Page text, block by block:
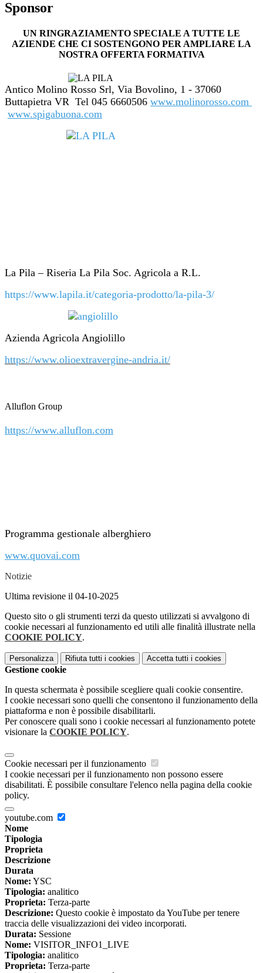
Sponsor
UN RINGRAZIAMENTO SPECIALE A TUTTE LE
AZIENDE CHE CI SOSTENGONO PER AMPLIARE LA
NOSTRA OFFERTA FORMATIVA
Antico Molino Rosso Srl, Via Bovolino, 1 - 37060
Buttapietra VR Tel 045 6660506 www.molinorosso.com
www.spigabuona.com
La Pila – Riseria La Pila Soc. Agricola a R.L.
https://www.lapila.it/categoria-prodotto/la-pila-3/
Azienda Agricola Angiolillo
https://www.olioextravergine-andria.it/
Alluflon Group
https://www.alluflon.com
Programma gestionale alberghiero
www.quovai.com
Notizie
Ultima revisione il 04-10-2025
Questo sito o gli strumenti terzi da questo utilizzati si avvalgono di
cookie necessari al funzionamento ed utili alle finalità illustrate nella
COOKIE POLICY.
Personalizza Rifiuta tutti i cookies Accetta tutti i cookies
Gestione cookie
In questa schermata è possibile scegliere quali cookie consentire.
I cookie necessari sono quelli che consentono il funzionamento della
piattaforma e non è possibile disabilitarli.
Per conoscere quali sono i cookie necessari al funzionamento potete
visionare la COOKIE POLICY.
Cookie necessari per il funzionamento
I cookie necessari per il funzionamento non possono essere
disabilitati. È possibile consultare l'elenco nella pagina della cookie
policy.
youtube.com
Nome
Tipologia
Proprieta
Descrizione
Durata
Nome: YSC
Tipologia: analitico
Proprieta: Terza-parte
Descrizione: Questo cookie è impostato da YouTube per tenere
traccia delle visualizzazioni dei video incorporati.
Durata: Sessione
Nome: VISITOR_INFO1_LIVE
Tipologia: analitico
Proprieta: Terza-parte